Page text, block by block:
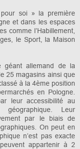
soi » la première
et dans les espaces
comme l’Habillement,
le Sport, la Maison
géant allemand de la
25 magasins ainsi que
à la 4ème position
en Pologne.
leur accessibilité au
Leur
par le biais de
On peut en
n’est pas exacte
appartenir à 2